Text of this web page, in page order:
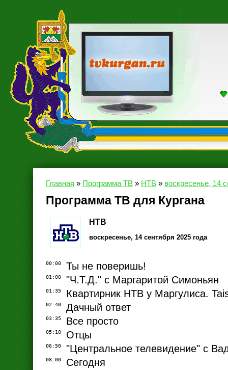
Главная » Программа ТВ » НТВ » воскресенье, 14
Программа ТВ для Кургана
НТВ
воскресенье, 14 сентября 2025 года
00:00 Ты не поверишь!
01:00 "Ч.T.Д." с Маргаритой Симоньян
01:35 Квартирник НТВ у Маргулиса.
02:40 Дачный ответ
03:35 Все просто
05:10 Отцы
06:50 "Центральное телевидение" с
08:00 Сегодня